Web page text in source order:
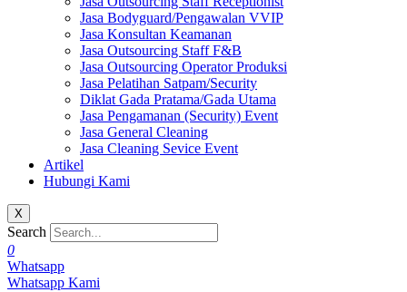
Jasa Bodyguard/Pengawalan VVIP
Jasa Konsultan Keamanan
Jasa Outsourcing Staff F&B
Jasa Outsourcing Operator Produksi
Jasa Pelatihan Satpam/Security
Diklat Gada Pratama/Gada Utama
Jasa Pengamanan (Security) Event
Jasa General Cleaning
Jasa Cleaning Sevice Event
Artikel
Hubungi Kami
X
Search
0
Whatsapp
Whatsapp Kami